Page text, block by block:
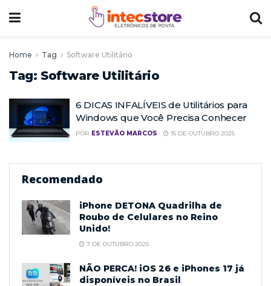
Home Tag Software Utilitário
Tag: Software Utilitário
6 DICAS INFALÍVEIS de Utilitários para
Windows que Você Precisa Conhecer
POR ESTEVÃO MARCOS 15 DE OUTUBRO 2025
Recomendado
iPhone DETONA Quadrilha de
Roubo de Celulares no Reino
Unido!
7 DE OUTUBRO 2025
NÃO PERCA! iOS 26 e iPhones 17 já
disponíveis no Brasil